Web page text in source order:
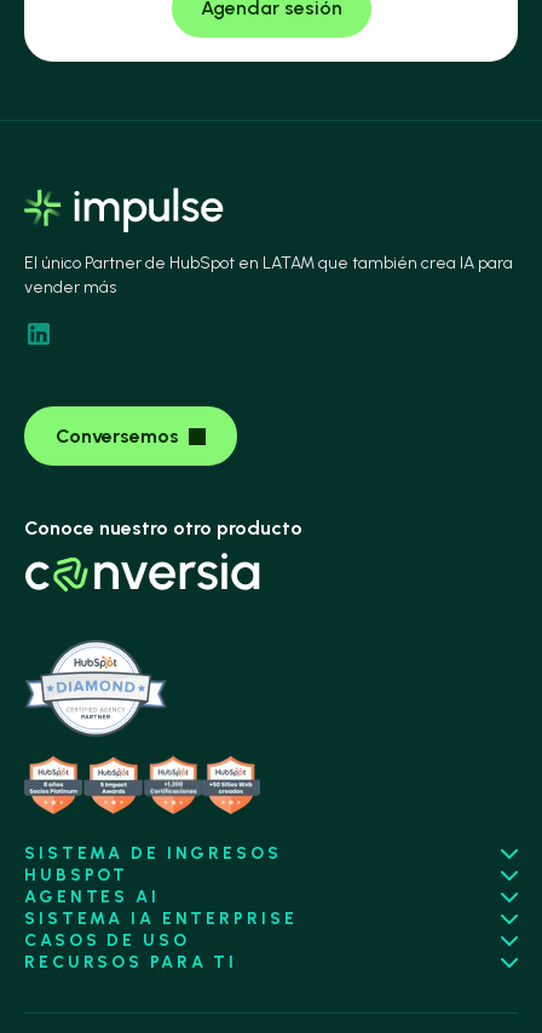
El único Partner de HubSpot en LATAM que también crea IA para
vender más
Conversemos
Conoce nuestro otro producto
SISTEMA DE INGRESOS
HUBSPOT
AGENTES AI
SISTEMA IA ENTERPRISE
CASOS DE USO
RECURSOS PARA TI